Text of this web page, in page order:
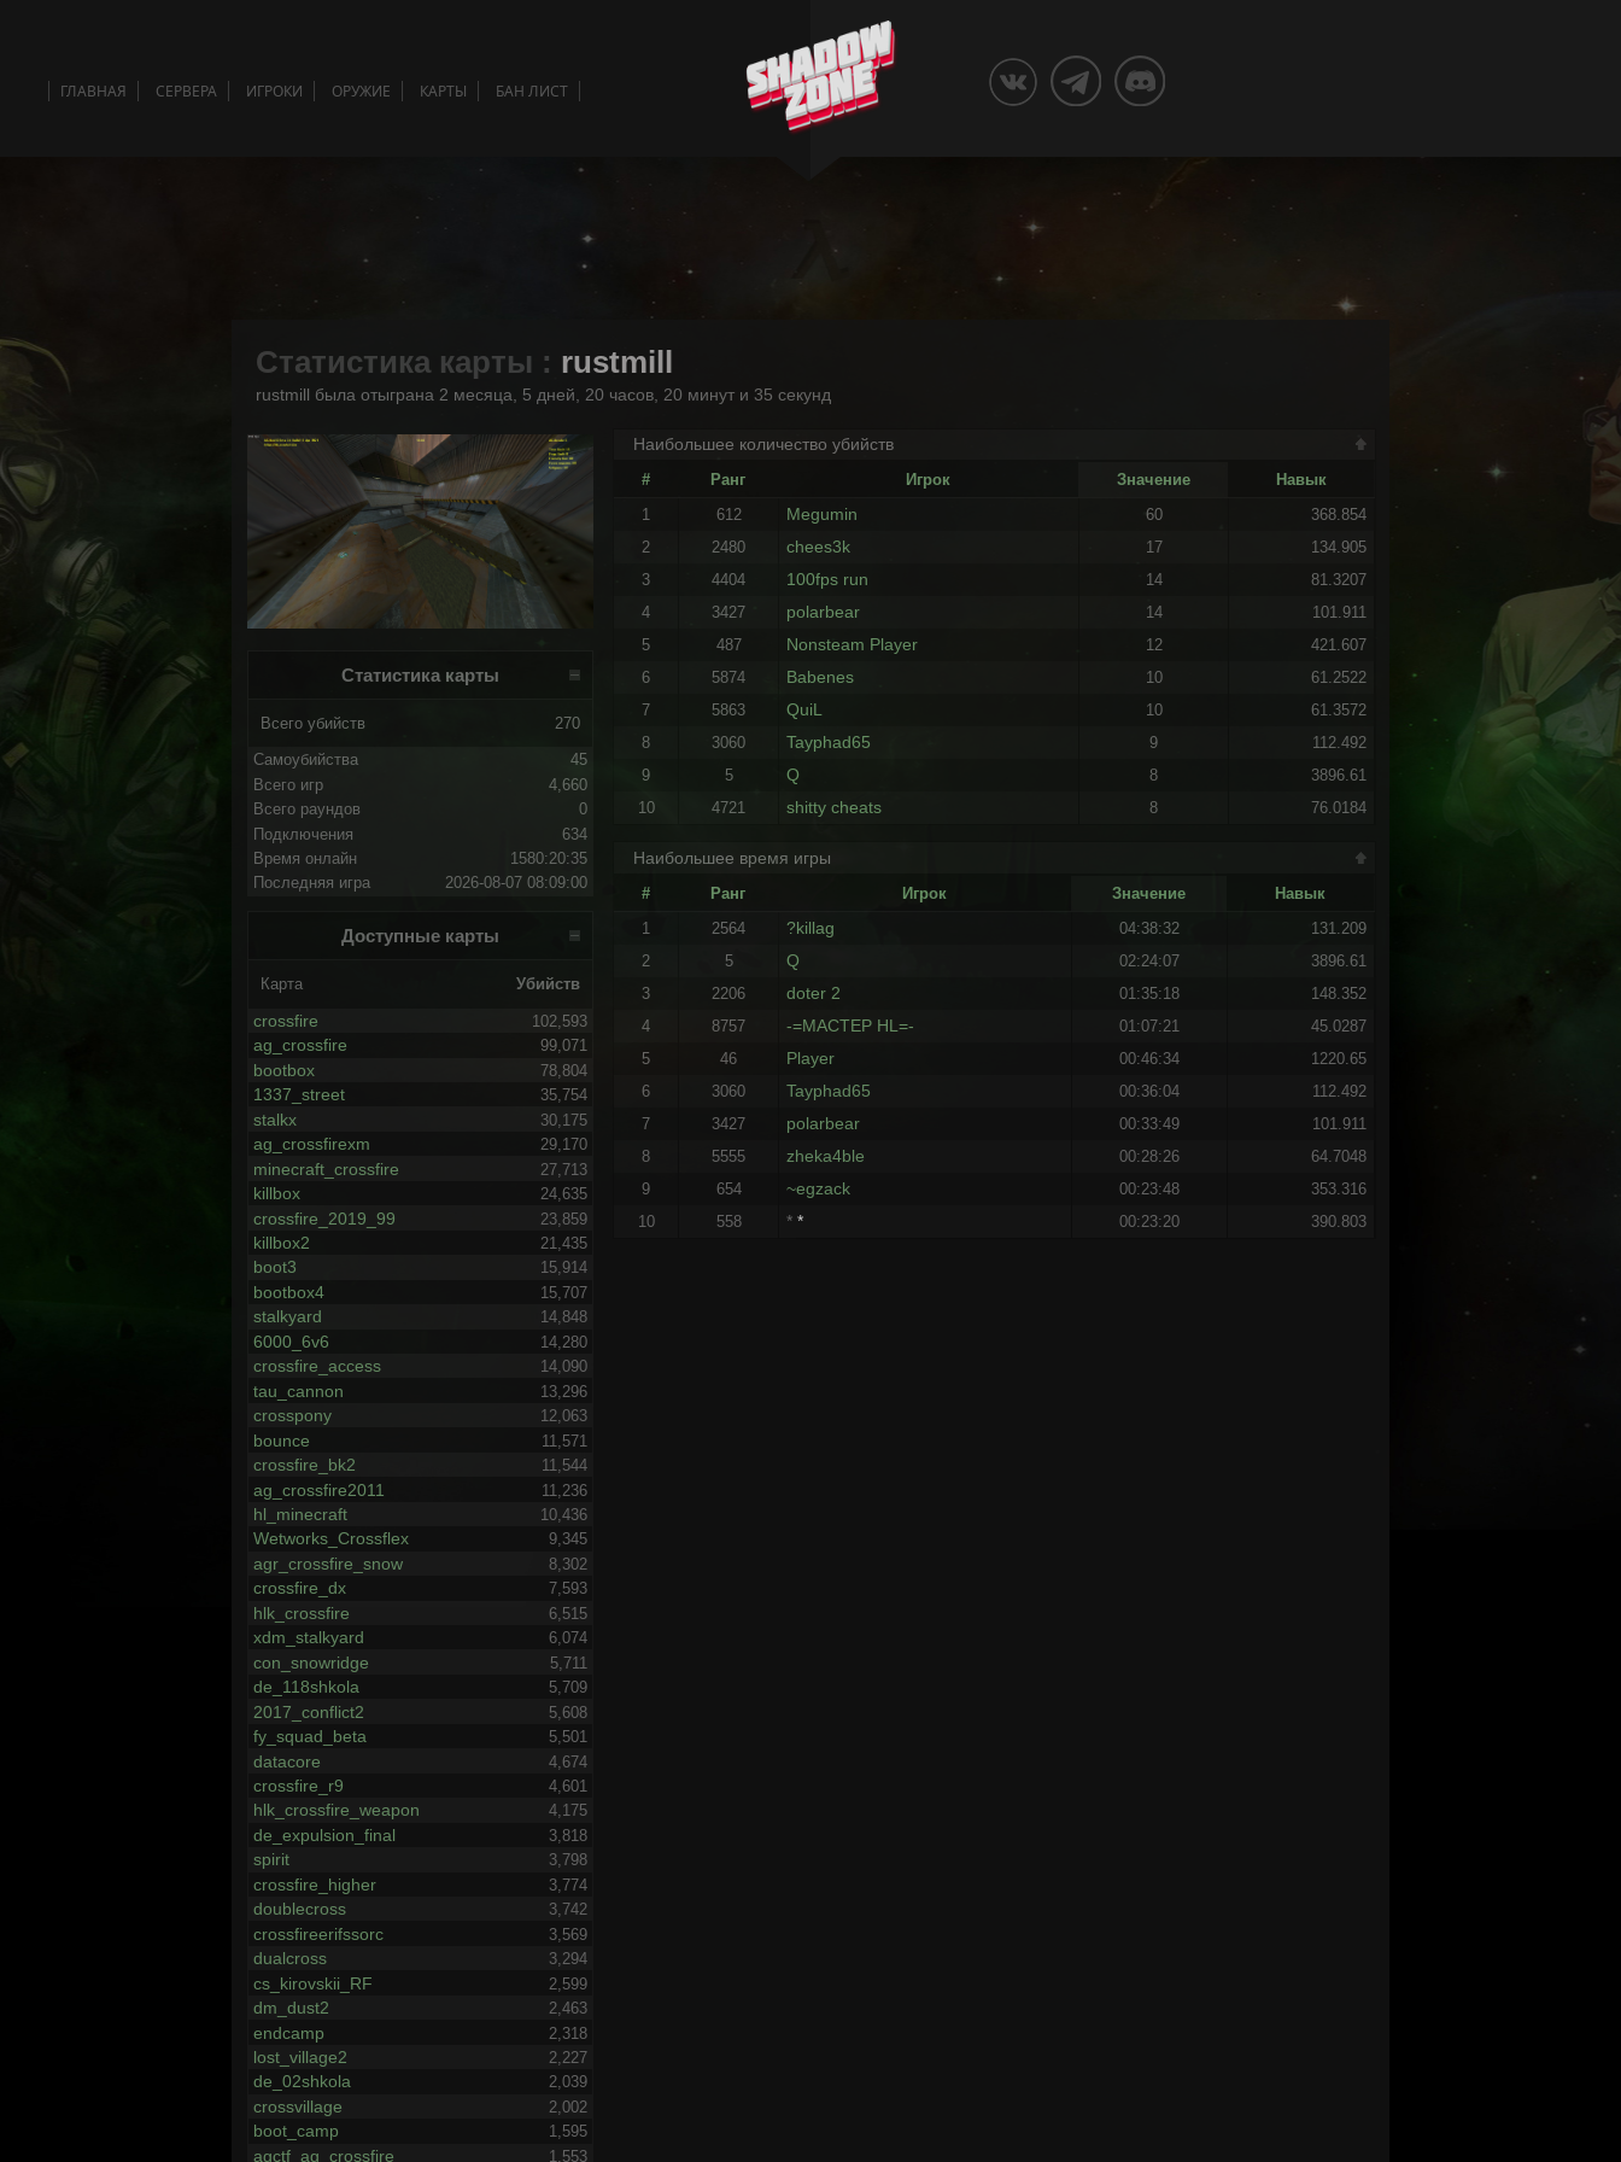
ГЛАВНАЯ СЕРВЕРА ИГРОКИ ОРУЖИЕ КАРТЫ БАН ЛИСТ
Статистика карты : rustmill
rustmill была отыграна 2 месяца, 5 дней, 20 часов, 20 минут и 35 секунд
Статистика карты
Всего убийств 270
Самоубийства
45
Всего игр
4,660
Всего раундов
0
Подключения
634
Время онлайн
1580:20:35
Последняя игра
2026-08-07 08:09:00
Доступные карты
Карта Убийств
crossfire 102,593
ag_crossfire 99,071
bootbox 78,804
1337_street 35,754
stalkx 30,175
ag_crossfirexm 29,170
minecraft_crossfire 27,713
killbox 24,635
crossfire_2019_99 23,859
killbox2 21,435
boot3 15,914
bootbox4 15,707
stalkyard 14,848
6000_6v6 14,280
crossfire_access 14,090
tau_cannon 13,296
crosspony 12,063
bounce 11,571
crossfire_bk2 11,544
ag_crossfire2011 11,236
hl_minecraft 10,436
Wetworks_Crossflex 9,345
agr_crossfire_snow 8,302
crossfire_dx 7,593
hlk_crossfire 6,515
xdm_stalkyard 6,074
con_snowridge 5,711
de_118shkola 5,709
2017_conflict2 5,608
fy_squad_beta 5,501
datacore 4,674
crossfire_r9 4,601
hlk_crossfire_weapon 4,175
de_expulsion_final 3,818
spirit 3,798
crossfire_higher 3,774
doublecross 3,742
crossfireerifssorc 3,569
dualcross 3,294
cs_kirovskii_RF 2,599
dm_dust2 2,463
endcamp 2,318
lost_village2 2,227
de_02shkola 2,039
crossvillage 2,002
boot_camp 1,595
agctf_ag_crossfire 1,553
Наибольшее количество убийств
# Ранг Игрок Значение
Навык
1
612 Megumin 60
368.854
2
2480 chees3k 17
134.905
3
4404 100fps run 14
81.3207
4
3427 polarbear 14
101.911
5
487 Nonsteam Player 12
421.607
6
5874 Babenes 10
61.2522
7
5863 QuiL 10
61.3572
8
3060 Tayphad65 9
112.492
9
5 Q 8
3896.61
10
4721 shitty cheats 8 76.0184
Наибольшее время игры
# Ранг Игрок Значение
Навык
1
2564 ?killag 04:38:32
131.209
2
5 Q 02:24:07
3896.61
3
2206 doter 2 01:35:18
148.352
4
8757 -=MACTEP HL=- 01:07:21
45.0287
5
46 Player 00:46:34
1220.65
6
3060 Tayphad65 00:36:04
112.492
7
3427 polarbear 00:33:49
101.911
8
5555 zheka4ble 00:28:26
64.7048
9
654 ~egzack 00:23:48
353.316
10
558 ** 00:23:20 390.803